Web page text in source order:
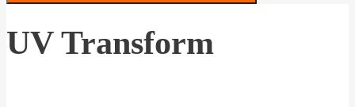
UV Transform